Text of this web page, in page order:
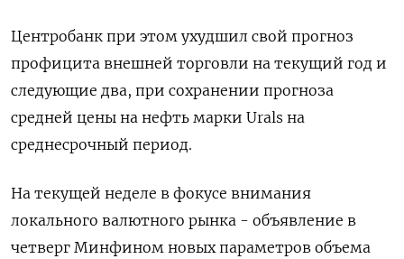
Центробанк при этом ухудшил свой прогноз
профицита внешней торговли на текущий год и
следующие два, при сохранении прогноза
средней цены на нефть марки Urals на
среднесрочный период.
На текущей неделе в фокусе внимания
локального валютного рынка - объявление в
четверг Минфином новых параметров объема